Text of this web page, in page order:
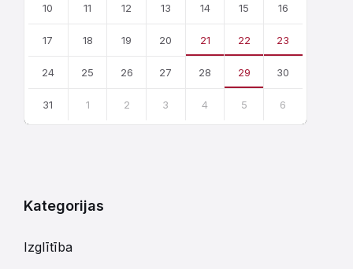
10 11 12 13 14 15 16
17 18 19 20 21 22 23
24 25 26 27 28 29 30
31 1 2 3 4 5 6
Kategorijas
Izglītība